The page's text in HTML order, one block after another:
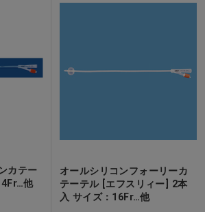
カテー
他
オールシリコンフォーリーカ
テーテル [エフスリィー] 2本
入 サイズ：16Fr…他